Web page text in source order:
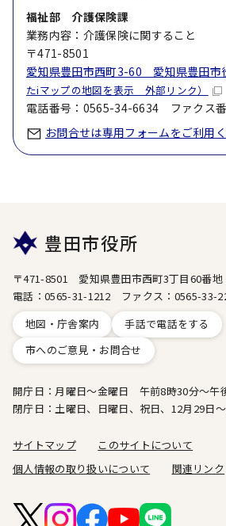
福祉部 介護保険課
業務内容：介護保険に関すること
〒471-8501
愛知県豊田市西町3-60 愛知県豊田市
たiマップの地図を表示 外部リンク）
電話番号：0565-34-6634 ファクス
お問合せは専用フォームをご利用く
豊田市役所
〒471-8501 愛知県豊田市西町3丁目60番地
電話：0565-31-1212 ファクス：0565-33-
地図・庁舎案内
手話で電話をする
市へのご意見・お問合せ
開庁日：月曜日～金曜日 午前8時30分～午
閉庁日：土曜日、日曜日、祝日、12月29日
サイトマップ
このサイトについて
個人情報の取り扱いについて
関連リンク